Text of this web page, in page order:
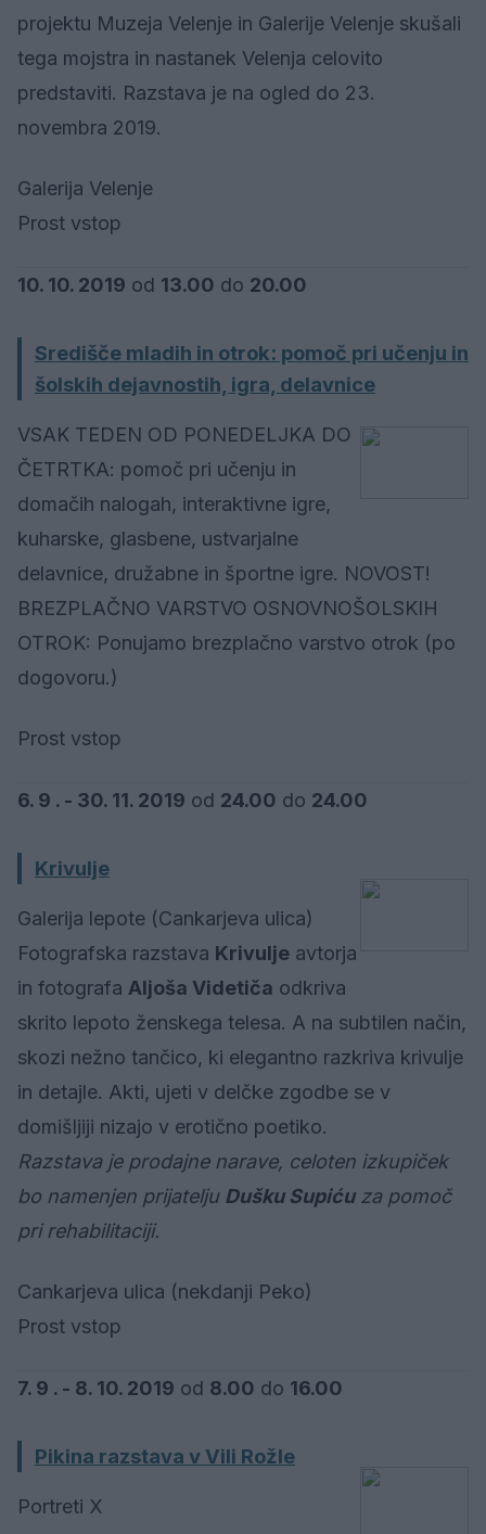
projektu Muzeja Velenje in Galerije Velenje skušali
tega mojstra in nastanek Velenja celovito
predstaviti. Razstava je na ogled do 23.
novembra 2019.
Galerija Velenje
Prost vstop
10. 10. 2019 od 13.00 do 20.00
Središče mladih in otrok: pomoč pri učenju in
šolskih dejavnostih, igra, delavnice
VSAK TEDEN OD PONEDELJKA DO
ČETRTKA: pomoč pri učenju in
domačih nalogah, interaktivne igre,
kuharske, glasbene, ustvarjalne
delavnice, družabne in športne igre. NOVOST!
BREZPLAČNO VARSTVO OSNOVNOŠOLSKIH
OTROK: Ponujamo brezplačno varstvo otrok (po
dogovoru.)
Prost vstop
6. 9 . - 30. 11. 2019 od 24.00 do 24.00
Krivulje
Galerija lepote (Cankarjeva ulica)
Fotografska razstava Krivulje avtorja
in fotografa Aljoša Videtiča odkriva
skrito lepoto ženskega telesa. A na subtilen način,
skozi nežno tančico, ki elegantno razkriva krivulje
in detajle. Akti, ujeti v delčke zgodbe se v
domišljiji nizajo v erotično poetiko.
Razstava je prodajne narave, celoten izkupiček
bo namenjen prijatelju Dušku Supićuza pomoč
pri rehabilitaciji.
Cankarjeva ulica (nekdanji Peko)
Prost vstop
7. 9 . - 8. 10. 2019 od 8.00 do 16.00
Pikina razstava v Vili Rožle
Portreti X